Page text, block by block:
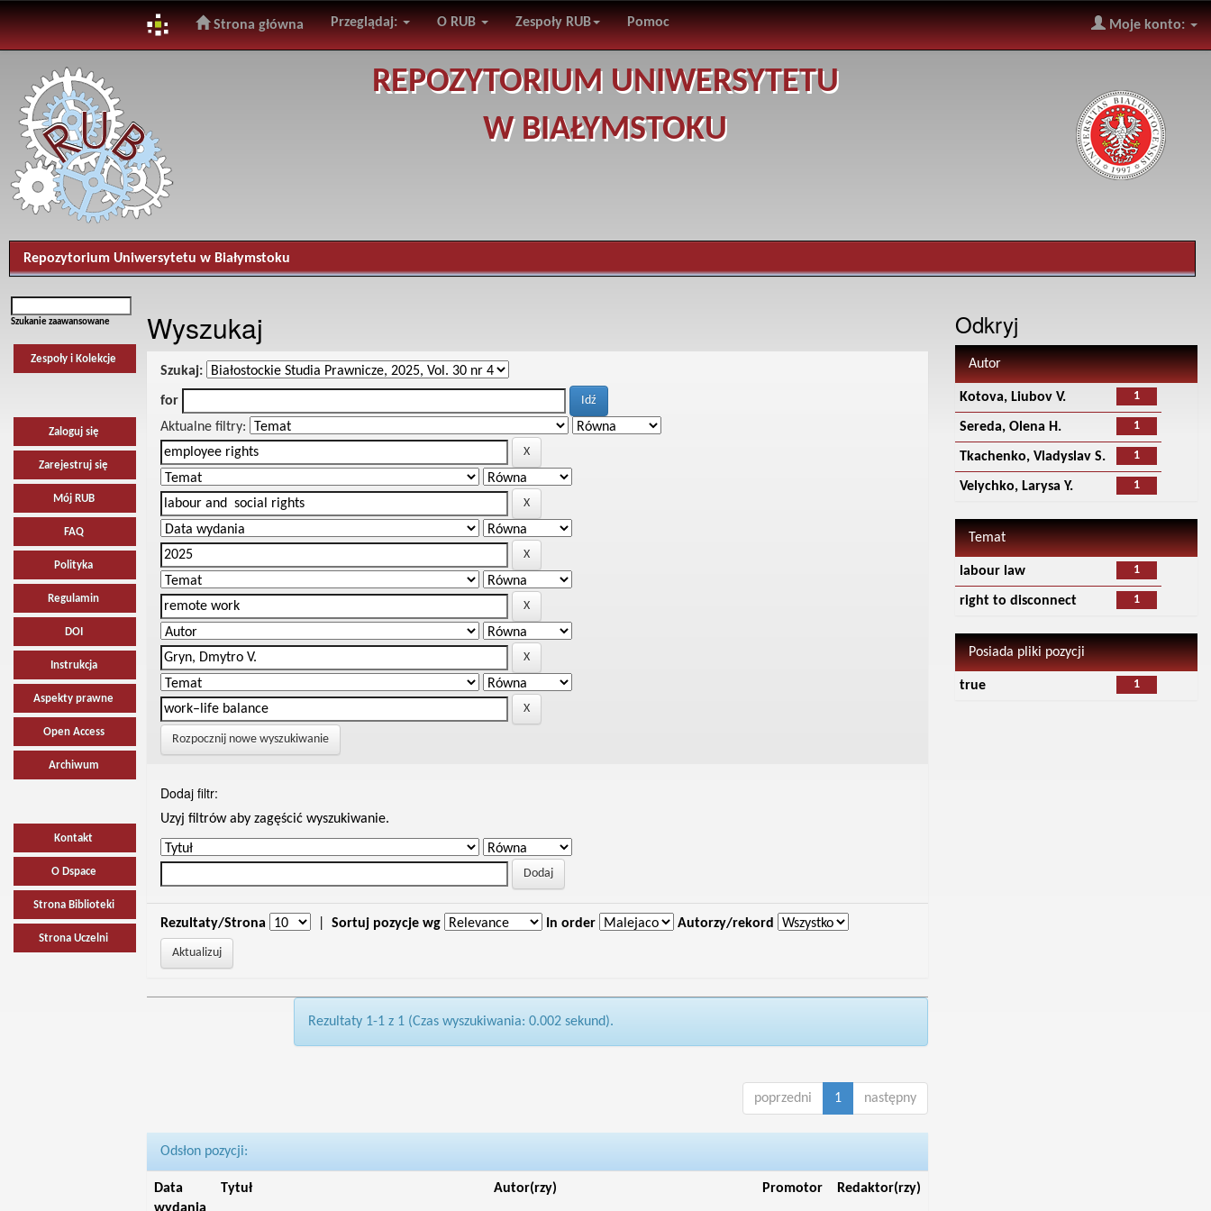
navigation
Strona główna Przeglądaj: O RUB Zespoły RUB Pomoc Moje konto:
REPOZYTORIUM UNIWERSYTETU
W BIAŁYMSTOKU
Repozytorium Uniwersytetu w Białymstoku
Szukanie zaawansowane
Zespoły i Kolekcje
Zaloguj się
Zarejestruj się
Mój RUB
FAQ
Polityka
Regulamin
DOI
Instrukcja
Aspekty prawne
Open Access
Archiwum
Kontakt
O Dspace
Strona Biblioteki
Strona Uczelni
Wyszukaj
Szukaj:
for
Aktualne filtry:
Rozpocznij nowe wyszukiwanie
Dodaj filtr:
Uzyj filtrów aby zagęścić wyszukiwanie.
Rezultaty/Strona Sortuj pozycje wg In order Autorzy/rekord
Rezultaty 1-1 z 1 (Czas wyszukiwania: 0.002 sekund).
poprzedni 1 następny
Odsłon pozycji:
Data
Tytuł Autor(rzy) Promotor Redaktor(rzy)
Odkryj
Autor
1
Kotova, Liubov V.
1
Sereda, Olena H.
1
Tkachenko, Vladyslav S.
1
Velychko, Larysa Y.
Temat
1
labour law
1
right to disconnect
Posiada pliki pozycji
1
true